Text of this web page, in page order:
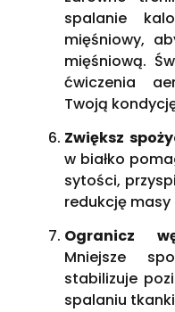
spalanie
mięśniowy,
mięśniową.
ćwiczenia
Twoją
Zwiększ
w białko
sytości,
redukcję masy
Ogranicz
Mniejsze
stabilizuje
spalaniu